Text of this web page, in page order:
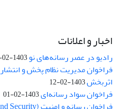
اخبار و اعلانات
رادیو در عصر رسانه‌های نو1403-02-01
فراخوان مدیریت نظام پخش و
اثربخش1403-02-12
فراخوان سواد رسانه‌ای1403-02-01